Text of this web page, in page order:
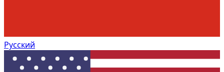
Русский